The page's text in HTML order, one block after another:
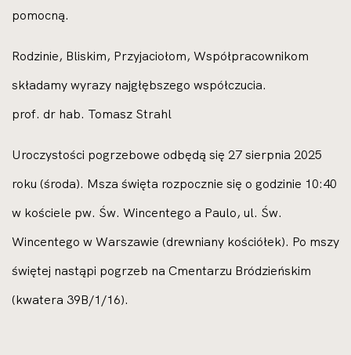
pomocną.
Rodzinie, Bliskim, Przyjaciołom, Współpracownikom
składamy wyrazy najgłębszego współczucia.
prof. dr hab. Tomasz Strahl
Uroczystości pogrzebowe odbędą się 27 sierpnia 2025
roku (środa). Msza święta rozpocznie się o godzinie 10:40
w kościele pw. Św. Wincentego a Paulo, ul. Św.
Wincentego w Warszawie (drewniany kościółek). Po mszy
świętej nastąpi pogrzeb na Cmentarzu Bródzieńskim
(kwatera 39B/1/16).